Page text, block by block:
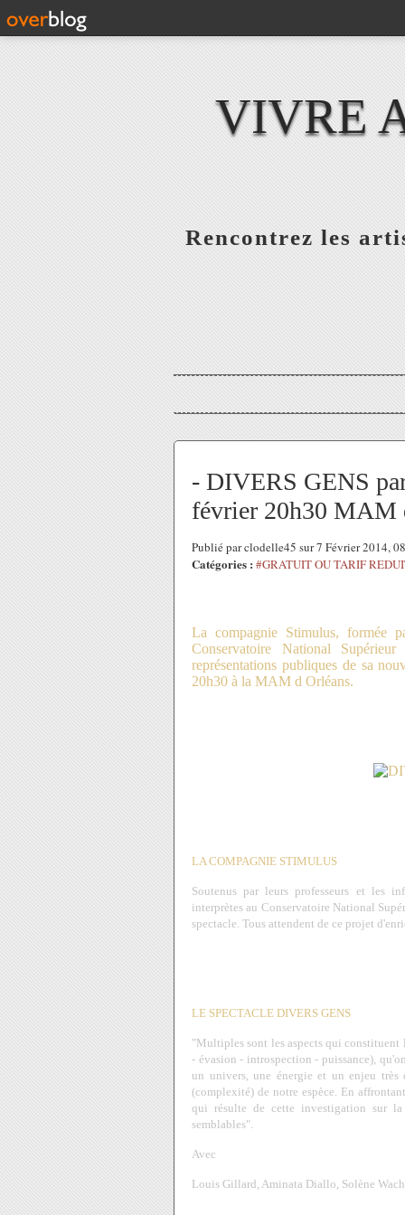
VIVRE
Rencontrez les
- DIVERS GENS
février 20h30 MAM
Publié par clodelle45 sur 7 Février 2014,
Catégories : #GRATUIT OU TARIF
La compagnie Stimulus, formée
Conservatoire National
représentations publiques de sa
20h30 à la MAM d Orléans.
LA COMPAGNIE STIMULUS
Soutenus par leurs professeurs et les
interprètes au Conservatoire National
spectacle. Tous attendent de ce projet
LE SPECTACLE DIVERS GENS
"Multiples sont les aspects qui constituent
- évasion - introspection - puissance),
un univers, une énergie et un enjeu
(complexité) de notre espèce. En
qui résulte de cette investigation sur la
semblables".
Avec
Louis Gillard, Aminata Diallo, Solène